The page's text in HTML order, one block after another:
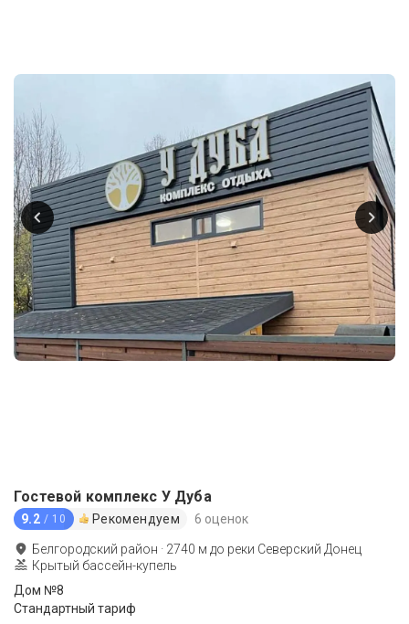
Гостевой комплекс У Дуба
9.2 / 10 Рекомендуем 6 оценок
Белгородский район · 2740 м до реки Северский Донец
Крытый бассейн-купель
Дом №8
Стандартный тариф